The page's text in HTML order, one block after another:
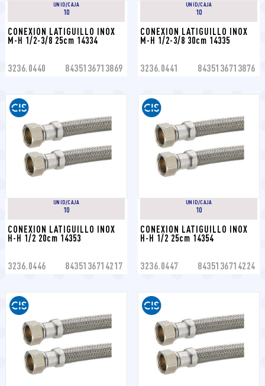
UNID/CAJA
10
CONEXION LATIGUILLO INOX
M-H 1/2-3/8 25cm 14334
3236.0440 8435136713869
UNID/CAJA
10
CONEXION LATIGUILLO INOX
M-H 1/2-3/8 30cm 14335
3236.0441 8435136713876
UNID/CAJA
10
CONEXION LATIGUILLO INOX
H-H 1/2 20cm 14353
3236.0446 8435136714217
UNID/CAJA
10
CONEXION LATIGUILLO INOX
H-H 1/2 25cm 14354
3236.0447 8435136714224